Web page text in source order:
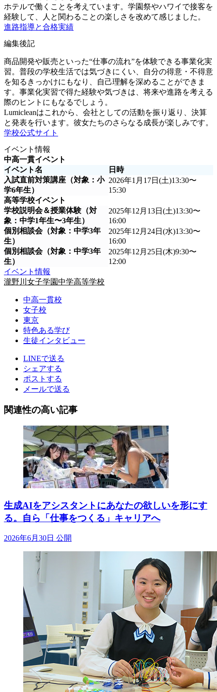
ホテルで働くことを考えています。学園祭やハワイで接客を
経験して、人と関わることの楽しさを改めて感じました。
進路指導と合格実績
編集後記
商品開発や販売といった“仕事の流れ”を体験できる事業化実
習。普段の学校生活では気づきにくい、自分の得意・不得意
を知るきっかけにもなり、自己理解を深めることができま
す。事業化実習で得た経験や気づきは、将来や進路を考える
際のヒントにもなるでしょう。
Lumicleanはこれから、会社としての活動を振り返り、決算
と発表を行います。彼女たちのさらなる成長が楽しみです。
学校公式サイト
イベント情報
中高一貫イベント
イベント名
日時
入試直前対策講座（対象：小
学6年生）
2026年1月17日(土)13:30〜
15:30
高等学校イベント
学校説明会＆授業体験（対
象：中学1年生〜3年生）
2025年12月13日(土)13:30〜
16:00
個別相談会（対象：中学3年
生）
2025年12月24日(水)13:30〜
16:00
個別相談会（対象：中学3年
生）
2025年12月25日(木)9:30〜
12:00
イベント情報
瀧野川女子学園中学高等学校
中高一貫校
女子校
東京
特色ある学び
生徒インタビュー
LINEで送る
シェアする
ポストする
メールで送る
関連性の高い記事
生成AIをアシスタントにあなたの欲しいを形にす
る。自ら「仕事をつくる」キャリアへ
2026年6月30日 公開